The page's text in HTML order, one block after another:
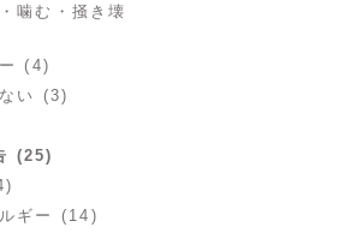
噛む・掻き壊
(4)
い (3)
(25)
ギー (14)